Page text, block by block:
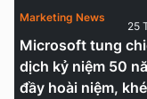
Microsoft tung
dịch kỷ niệm 50
đầy hoài niệm,
Marketing News
25